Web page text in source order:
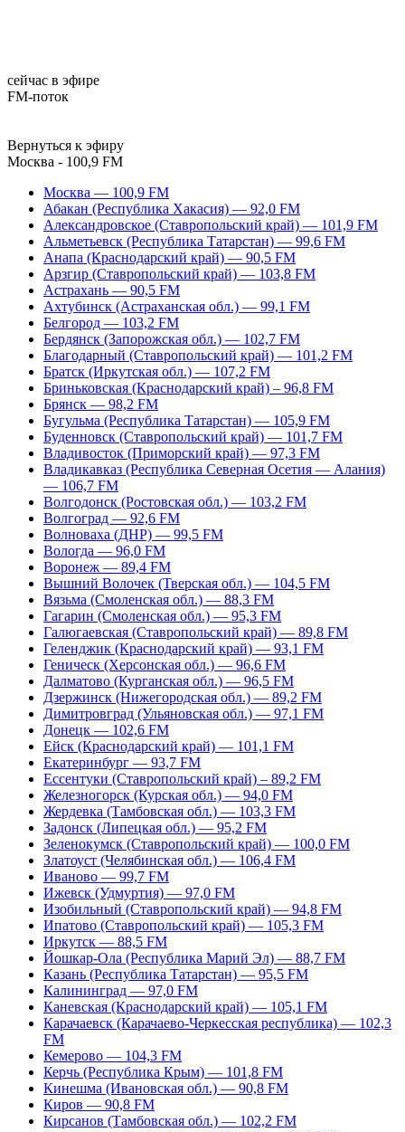
сейчас в эфире
FM-поток
Вернуться к эфиру
Москва - 100,9 FM
Москва — 100,9 FM
Абакан (Республика Хакасия) — 92,0 FM
Александровское (Ставропольский край) — 101,9 FM
Альметьевск (Республика Татарстан) — 99,6 FM
Анапа (Краснодарский край) — 90,5 FM
Арзгир (Ставропольский край) — 103,8 FM
Астрахань — 90,5 FM
Ахтубинск (Астраханская обл.) — 99,1 FM
Белгород — 103,2 FM
Бердянск (Запорожская обл.) — 102,7 FM
Благодарный (Ставропольский край) — 101,2 FM
Братск (Иркутская обл.) — 107,2 FM
Бриньковская (Краснодарский край) – 96,8 FM
Брянск — 98,2 FM
Бугульма (Республика Татарстан) — 105,9 FM
Буденновск (Ставропольский край) — 101,7 FM
Владивосток (Приморский край) — 97,3 FM
Владикавказ (Республика Северная Осетия — Алания)
— 106,7 FM
Волгодонск (Ростовская обл.) — 103,2 FM
Волгоград — 92,6 FM
Волноваха (ДНР) — 99,5 FM
Вологда — 96,0 FM
Воронеж — 89,4 FM
Вышний Волочек (Тверская обл.) — 104,5 FM
Вязьма (Смоленская обл.) — 88,3 FM
Гагарин (Смоленская обл.) — 95,3 FM
Галюгаевская (Ставропольский край) — 89,8 FM
Геленджик (Краснодарский край) — 93,1 FM
Геническ (Херсонская обл.) — 96,6 FM
Далматово (Курганская обл.) — 96,5 FM
Дзержинск (Нижегородская обл.) — 89,2 FM
Димитровград (Ульяновская обл.) — 97,1 FM
Донецк — 102,6 FM
Ейск (Краснодарский край) — 101,1 FM
Екатеринбург — 93,7 FM
Ессентуки (Ставропольский край) – 89,2 FM
Железногорск (Курская обл.) — 94,0 FM
Жердевка (Тамбовская обл.) — 103,3 FM
Задонск (Липецкая обл.) — 95,2 FM
Зеленокумск (Ставропольский край) — 100,0 FM
Златоуст (Челябинская обл.) — 106,4 FM
Иваново — 99,7 FM
Ижевск (Удмуртия) — 97,0 FM
Изобильный (Ставропольский край) — 94,8 FM
Ипатово (Ставропольский край) — 105,3 FM
Иркутск — 88,5 FM
Йошкар-Ола (Республика Марий Эл) — 88,7 FM
Казань (Республика Татарстан) — 95,5 FM
Калининград — 97,0 FM
Каневская (Краснодарский край) — 105,1 FM
Карачаевск (Карачаево-Черкесская республика) — 102,3
FM
Кемерово — 104,3 FM
Керчь (Республика Крым) — 101,8 FM
Кинешма (Ивановская обл.) — 90,8 FM
Киров — 90,8 FM
Кирсанов (Тамбовская обл.) — 102,2 FM